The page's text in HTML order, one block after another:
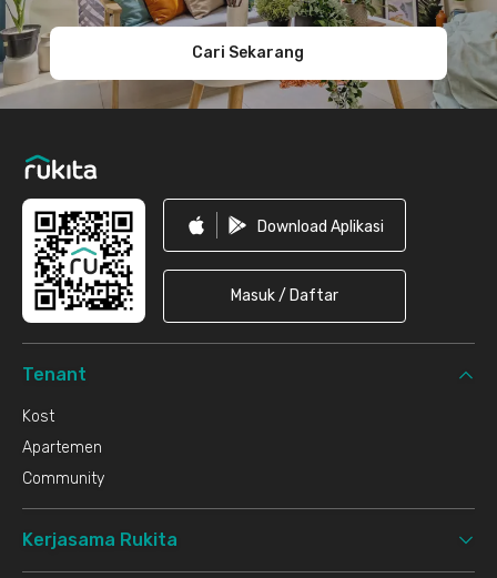
Cari Sekarang
Download Aplikasi
Masuk / Daftar
Tenant
Kost
Apartemen
Community
Kerjasama Rukita